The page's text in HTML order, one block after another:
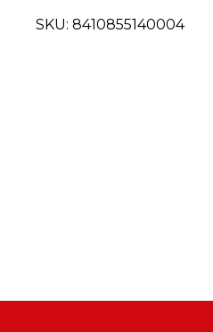
SKU: 8410855140004